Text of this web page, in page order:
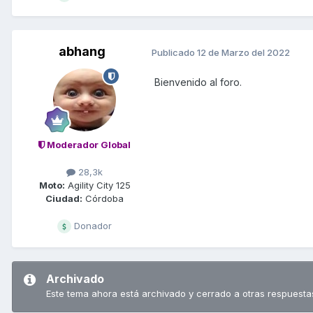
abhang
Moderador Global
28,3k
Moto: Agility City 125
Ciudad: Córdoba
Donador
Publicado 12 de Marzo del 2022
Bienvenido al foro.
Archivado
Este tema ahora está archivado y cerrado a otras